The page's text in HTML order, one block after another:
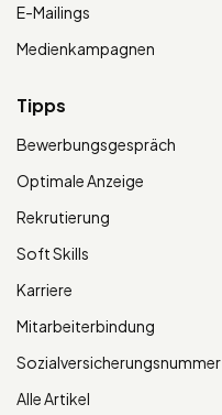
E-Mailings
Medienkampagnen
Tipps
Bewerbungsgespräch
Optimale Anzeige
Rekrutierung
Soft Skills
Karriere
Mitarbeiterbindung
Sozialversicherungsnummer
Alle Artikel